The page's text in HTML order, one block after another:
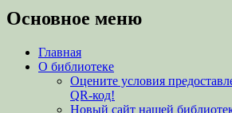
Основное меню
Перейти
содержимому
Главная
О библиотеке
Оцените условия
QR-код!
Новый сайт нашей